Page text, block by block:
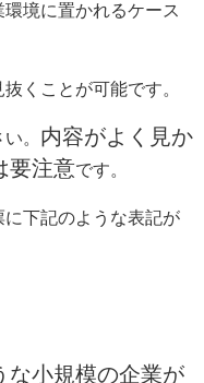
境に置かれるケース
くことが可能です。
。 内容がよく見か
要注意です。
下記のような表記が
な小規模の企業が